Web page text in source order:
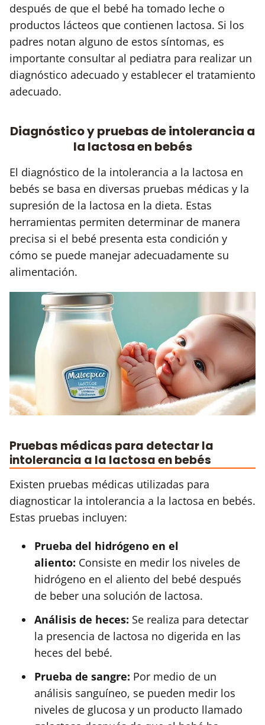
después de que el bebé ha tomado leche o
productos lácteos que contienen lactosa. Si los
padres notan alguno de estos síntomas, es
importante consultar al pediatra para realizar un
diagnóstico adecuado y establecer el tratamiento
adecuado.
Diagnóstico y pruebas de intolerancia a
la lactosa en bebés
El diagnóstico de la intolerancia a la lactosa en
bebés se basa en diversas pruebas médicas y la
supresión de la lactosa en la dieta. Estas
herramientas permiten determinar de manera
precisa si el bebé presenta esta condición y
cómo se puede manejar adecuadamente su
alimentación.
Pruebas médicas para detectar la
intolerancia a la lactosa en bebés
Existen pruebas médicas utilizadas para
diagnosticar la intolerancia a la lactosa en bebés.
Estas pruebas incluyen:
Prueba del hidrógeno en el
aliento: Consiste en medir los niveles de
hidrógeno en el aliento del bebé después
de beber una solución de lactosa.
Análisis de heces: Se realiza para detectar
la presencia de lactosa no digerida en las
heces del bebé.
Prueba de sangre: Por medio de un
análisis sanguíneo, se pueden medir los
niveles de glucosa y un producto llamado